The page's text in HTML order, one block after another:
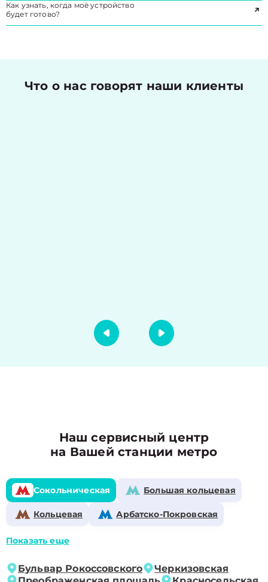
Как узнать, когда моё устройство
будет готово?
Что о нас говорят наши клиенты
Наш сервисный центр
на Вашей станции метро
Сокольническая Большая кольцевая
Кольцевая Арбатско-Покровская
Показать еще
Бульвар Рокоссовского
Черкизовская